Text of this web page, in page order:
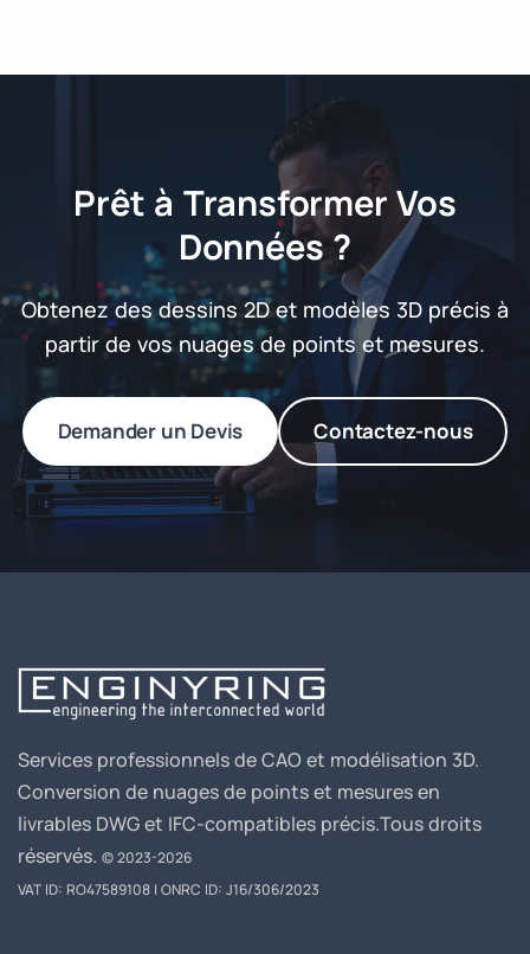
Prêt à Transformer Vos
Données ?
Obtenez des dessins 2D et modèles 3D précis à
partir de vos nuages de points et mesures.
Demander un Devis Contactez-nous
Services professionnels de CAO et modélisation 3D.
Conversion de nuages de points et mesures en
livrables DWG et IFC-compatibles précis.Tous droits
réservés. © 2023-2026
VAT ID: RO47589108 | ONRC ID: J16/306/2023